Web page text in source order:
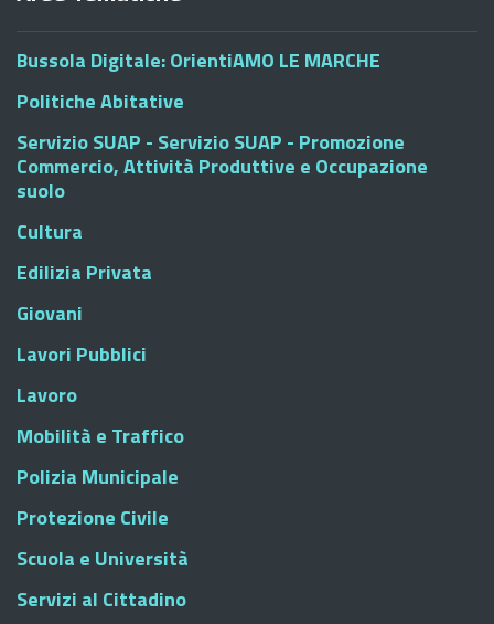
Bussola Digitale: OrientiAMO LE MARCHE
Politiche Abitative
Servizio SUAP - Servizio SUAP - Promozione
Commercio, Attività Produttive e Occupazione
suolo
Cultura
Edilizia Privata
Giovani
Lavori Pubblici
Lavoro
Mobilità e Traffico
Polizia Municipale
Protezione Civile
Scuola e Università
Servizi al Cittadino